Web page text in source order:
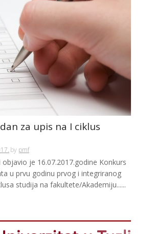
za upis na I ciklus
by pmf
je 16.07.2017.godine Konkurs
u prvu godinu prvog i integriranog
studija na fakultete/Akademiju......